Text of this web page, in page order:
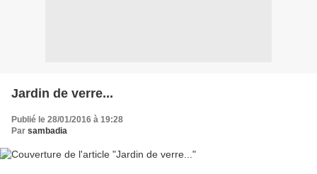
Jardin de verre...
Publié le 28/01/2016 à 19:28
Par sambadia